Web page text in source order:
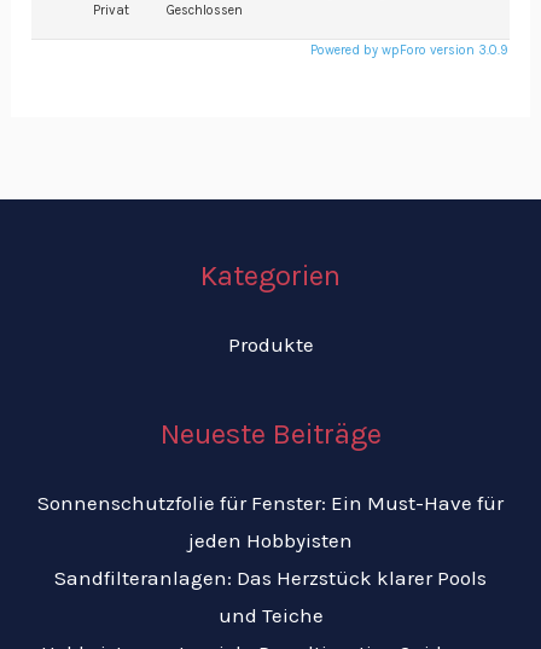
Privat
Geschlossen
Powered by wpForo version 3.0.9
Kategorien
Produkte
Neueste Beiträge
Sonnenschutzfolie für Fenster: Ein Must-Have für
jeden Hobbyisten
Sandfilteranlagen: Das Herzstück klarer Pools
und Teiche